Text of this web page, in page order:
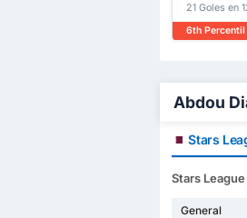
21 Goles en
6th Percentil
Abdou
Stars
Stars
General